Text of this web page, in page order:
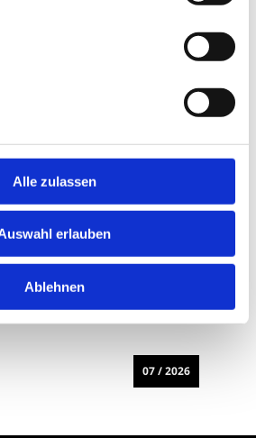
Alle zulassen
erlauben
Ablehnen
07 / 2026